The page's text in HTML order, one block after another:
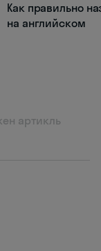
Как правильно
на английском
артикль